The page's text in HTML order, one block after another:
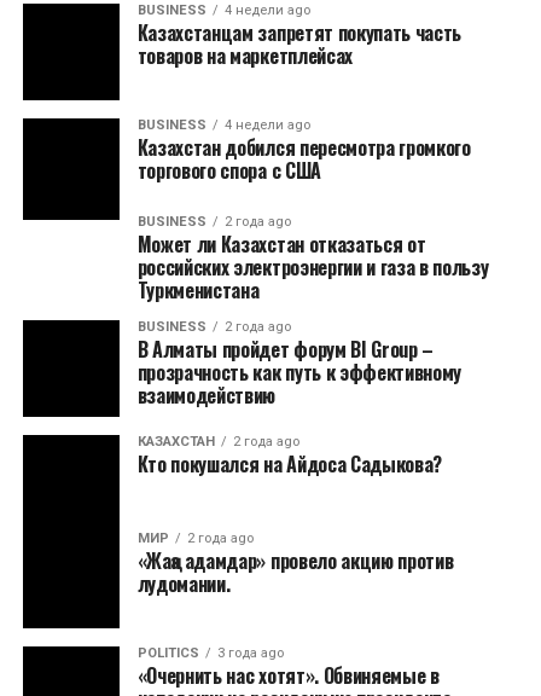
BUSINESS 4 недели ago
Казахстанцам запретят покупать часть
товаров на маркетплейсах
BUSINESS 4 недели ago
Казахстан добился пересмотра громкого
торгового спора с США
BUSINESS 2 года ago
Может ли Казахстан отказаться от
российских электроэнергии и газа в пользу
Туркменистана
BUSINESS 2 года ago
В Алматы пройдет форум BI Group –
прозрачность как путь к эффективному
взаимодействию
КАЗАХСТАН 2 года ago
Кто покушался на Айдоса Садыкова?
МИР 2 года ago
«Жаңа адамдар» провело акцию против
лудомании.
POLITICS 3 года ago
«Очернить нас хотят». Обвиняемые в